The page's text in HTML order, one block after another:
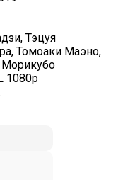
Тэцуя
Томоаки Маэно,
Морикубо
1080p